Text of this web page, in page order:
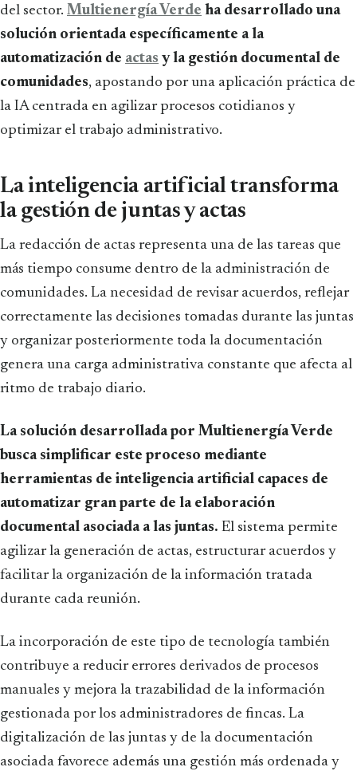
del sector. Multienergía Verde ha desarrollado una
solución orientada específicamente a la
automatización de actas y la gestión documental de
comunidades, apostando por una aplicación práctica de
la IA centrada en agilizar procesos cotidianos y
optimizar el trabajo administrativo.
La inteligencia artificial transforma
la gestión de juntas y actas
La redacción de actas representa una de las tareas que
más tiempo consume dentro de la administración de
comunidades. La necesidad de revisar acuerdos, reflejar
correctamente las decisiones tomadas durante las juntas
y organizar posteriormente toda la documentación
genera una carga administrativa constante que afecta al
ritmo de trabajo diario.
La solución desarrollada por Multienergía Verde
busca simplificar este proceso mediante
herramientas de inteligencia artificial capaces de
automatizar gran parte de la elaboración
documental asociada a las juntas. El sistema permite
agilizar la generación de actas, estructurar acuerdos y
facilitar la organización de la información tratada
durante cada reunión.
La incorporación de este tipo de tecnología también
contribuye a reducir errores derivados de procesos
manuales y mejora la trazabilidad de la información
gestionada por los administradores de fincas. La
digitalización de las juntas y de la documentación
asociada favorece además una gestión más ordenada y